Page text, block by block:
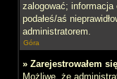
zalogować; informacja
podałeś/aś
administratorem.
Góra
» Zarejestrowałem
Możliwe, że